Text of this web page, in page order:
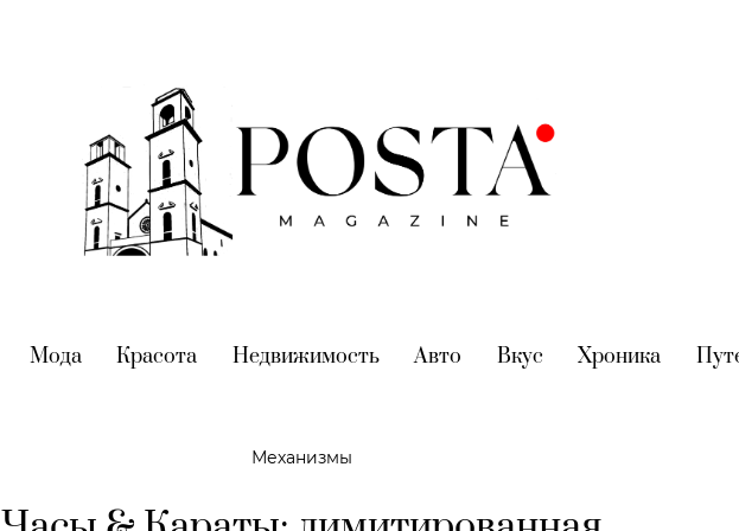
(current)
Мода(current)
Красота (current)
Недвижимость(current)
Авто (current)
Вкус (current)
Хроника
Механизмы